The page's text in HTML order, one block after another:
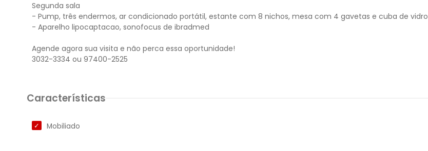
Segunda sala
- Pump, três endermos, ar condicionado portátil, estante com 8 nichos, mesa com 4 gavetas e cuba de vidro
- Aparelho lipocaptacao, sonofocus de ibradmed
Agende agora sua visita e não perca essa oportunidade!
Características
Mobiliado